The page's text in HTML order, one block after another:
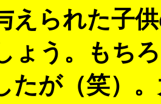
えられた子
ょう。もち
たが（笑）